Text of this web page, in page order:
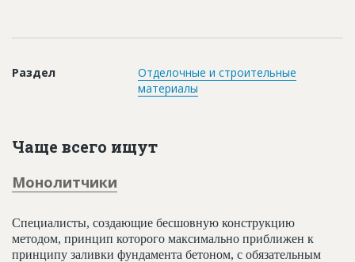
Раздел
Отделочные и строительные
материалы
Чаще всего ищут
Монолитчики
Специалисты, создающие бесшовную конструкцию
методом, принцип которого максимально приближен к
принципу заливки фундамента бетоном, с обязательным